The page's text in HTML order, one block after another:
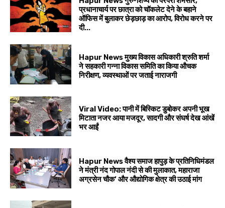
प्रधानाचार्य पर छात्रा को चॉकलेट देने के बहाने
ऑफिस में बुलाकर छेड़छाड़ का आरोप, विरोध करने पर
दी...
Hapur News मुख्य विकास अधिकारी श्रुति शर्मा
ने सहकारी गन्ना विकास समिति का किया औचक
निरीक्षण, व्यवस्थाओं पर जताई नाराजगी
Viral Video: पानी में बिस्किट डुबोकर अपनी भूख
मिटाता नजर आया मजदूर, सादगी और संघर्ष देख आंखें
भर आईं
Hapur News वैश्य समाज हापुड़ के प्रतिनिधिमंडल
ने मंत्री नंद गोपाल नंदी से की मुलाकात, महाराजा
अग्रसेन चौक’ और औद्योगिक क्षेत्र की उठाई मांग